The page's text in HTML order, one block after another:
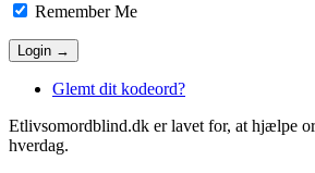
Remember Me
Glemt dit kodeord?
Etlivsomordblind.dk er lavet for, at hjælpe
hverdag.